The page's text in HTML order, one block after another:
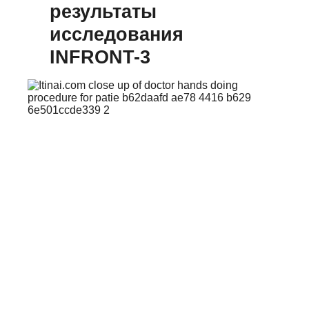
результаты
исследования
INFRONT-3